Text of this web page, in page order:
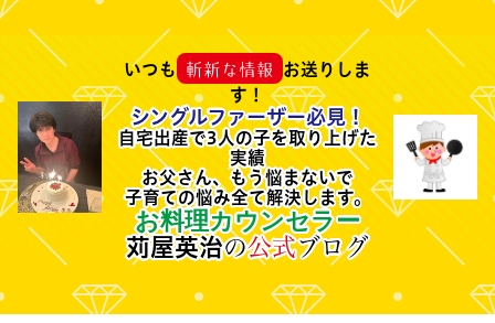
いつも 斬新な情報 お送りしま
す！
シングルファーザー必見！
自宅出産で3人の子を取り上げた
実績
お父さん、もう悩まないで
子育ての悩み全て解決します。
お料理カウンセラー
苅屋英治の公式ブログ